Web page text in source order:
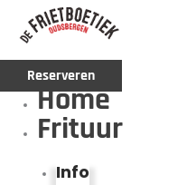
Reserveren
Home
Frituur
Info